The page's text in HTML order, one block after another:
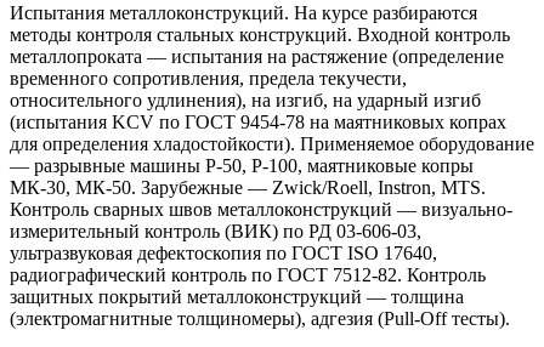
Испытания металлоконструкций. На курсе разбираются
методы контроля стальных конструкций. Входной контроль
металлопроката — испытания на растяжение (определение
временного сопротивления, предела текучести,
относительного удлинения), на изгиб, на ударный изгиб
(испытания KCV по ГОСТ 9454-78 на маятниковых копрах
для определения хладостойкости). Применяемое оборудование
— разрывные машины Р-50, Р-100, маятниковые копры
МК-30, МК-50. Зарубежные — Zwick/Roell, Instron, MTS.
Контроль сварных швов металлоконструкций — визуально-
измерительный контроль (ВИК) по РД 03-606-03,
ультразвуковая дефектоскопия по ГОСТ ISO 17640,
радиографический контроль по ГОСТ 7512-82. Контроль
защитных покрытий металлоконструкций — толщина
(электромагнитные толщиномеры), адгезия (Pull-Off тесты).